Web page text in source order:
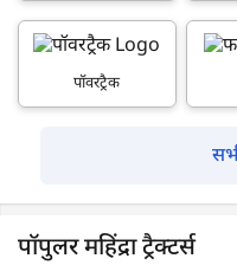
पॉवरट्रैक
पॉपुलर महिंद्रा ट्रैक्टर्स